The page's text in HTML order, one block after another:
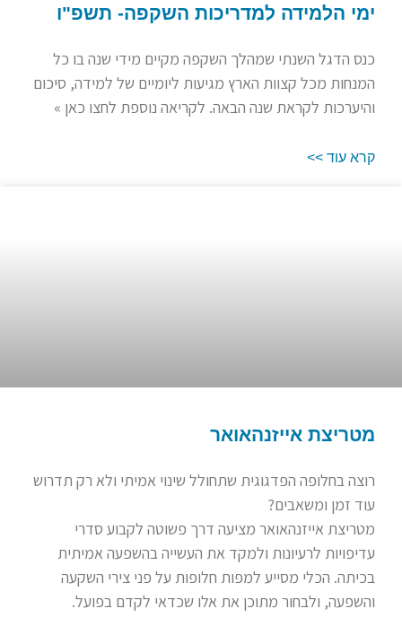
ימי הלמידה למדריכות השקפה- תשפ"ו
כנס הדגל השנתי שמהלך השקפה מקיים מידי שנה בו כל
המנחות מכל קצוות הארץ מגיעות ליומיים של למידה, סיכום
והיערכות לקראת שנה הבאה. לקריאה נוספת לחצו כאן »
קרא עוד >>
מטריצת אייזנהאואר
רוצה בחלופה הפדגוגית שתחולל שינוי אמיתי ולא רק תדרוש
עוד זמן ומשאבים?
מטריצת אייזנהאואר מציעה דרך פשוטה לקבוע סדרי
עדיפויות לרעיונות ולמקד את העשייה בהשפעה אמיתית
בכיתה. הכלי מסייע למפות חלופות על פני צירי השקעה
והשפעה, ולבחור מתוכן את אלו שכדאי לקדם בפועל.